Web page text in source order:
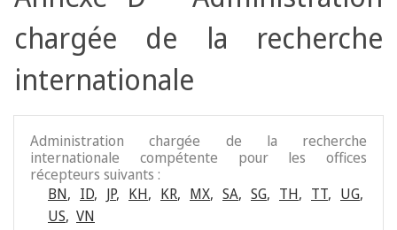
chargée de la recherche
internationale
Administration chargée de la recherche
internationale compétente pour les offices
récepteurs suivants :
BN, ID, JP, KH, KR, MX, SA, SG, TH, TT, UG,
US, VN